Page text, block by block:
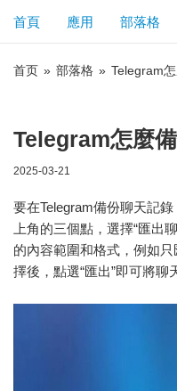
首頁 應用 部落格
首页 » 部落格 » Telegram
Telegram怎麼
2025-03-21
要在Telegram備份聊天記
上角的三個點，選擇“匯出
的內容範圍和格式，例如
擇後，點選“匯出”即可將聊